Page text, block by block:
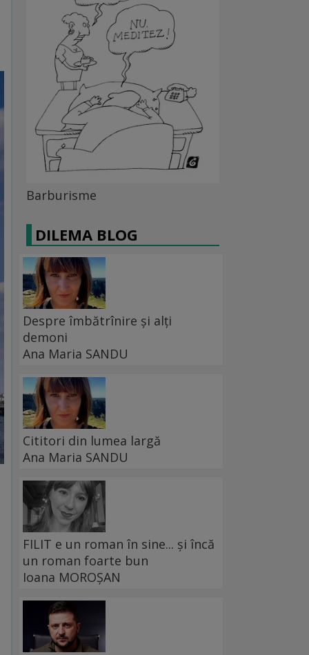
Barburisme
DILEMA BLOG
Despre îmbătrînire și alți
demoni
Ana Maria SANDU
Cititori din lumea largă
Ana Maria SANDU
FILIT e un roman în sine... și încă
un roman foarte bun
Ioana MOROȘAN